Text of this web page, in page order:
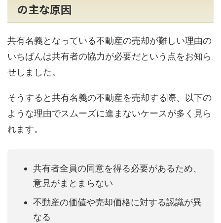
の主な原因
共有名義となっている不動産の売却が難しい理由の
いちばんは共有者の協力が必要だという点をお知ら
せしました。
そうすると共有名義の不動産を売却する際、以下の
ような理由でスムーズに進まないケースが多く見ら
れます。
共有者全員の同意を得る必要があるため、
意見がまとまらない
不動産の価値や売却価格に対する認識が異
なる